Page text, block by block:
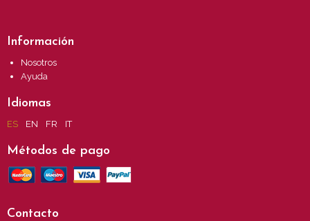
Información
Nosotros
Ayuda
Idiomas
ES EN FR IT
Métodos de pago
Contacto